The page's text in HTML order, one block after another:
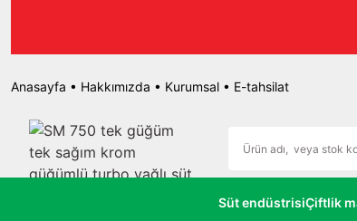
Anasayfa • Hakkımızda • Kurumsal • E-tahsilat
Süt endüstrisiÇiftlik